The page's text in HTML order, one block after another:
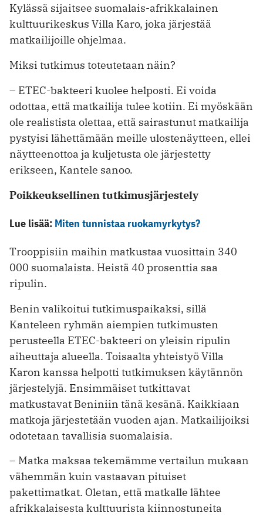
Kylässä sijaitsee suomalais-afrikkalainen
kulttuurikeskus Villa Karo, joka järjestää
matkailijoille ohjelmaa.
Miksi tutkimus toteutetaan näin?
– ETEC-bakteeri kuolee helposti. Ei voida
odottaa, että matkailija tulee kotiin. Ei myöskään
ole realistista olettaa, että sairastunut matkailija
pystyisi lähettämään meille ulostenäytteen, ellei
näytteenottoa ja kuljetusta ole järjestetty
erikseen, Kantele sanoo.
Poikkeuksellinen tutkimusjärjestely
Lue lisää: Miten tunnistaa ruokamyrkytys?
Trooppisiin maihin matkustaa vuosittain 340
000 suomalaista. Heistä 40 prosenttia saa
ripulin.
Benin valikoitui tutkimuspaikaksi, sillä
Kanteleen ryhmän aiempien tutkimusten
perusteella ETEC-bakteeri on yleisin ripulin
aiheuttaja alueella. Toisaalta yhteistyö Villa
Karon kanssa helpotti tutkimuksen käytännön
järjestelyjä. Ensimmäiset tutkittavat
matkustavat Beniniin tänä kesänä. Kaikkiaan
matkoja järjestetään vuoden ajan. Matkailijoiksi
odotetaan tavallisia suomalaisia.
– Matka maksaa tekemämme vertailun mukaan
vähemmän kuin vastaavan pituiset
pakettimatkat. Oletan, että matkalle lähtee
afrikkalaisesta kulttuurista kiinnostuneita